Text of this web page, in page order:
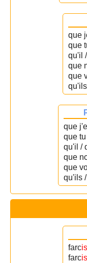
que
que
qu'il
que
que
que
que
qu'il /
que
que
qu'ils
farcis
farc